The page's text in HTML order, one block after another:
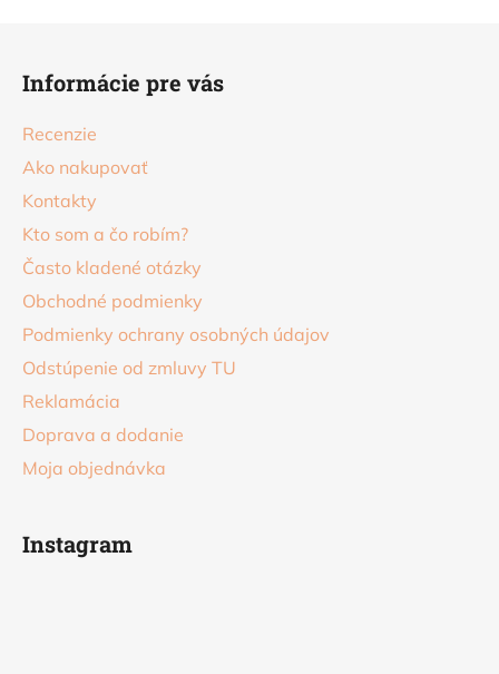
Informácie pre vás
Recenzie
Ako nakupovať
Kontakty
Kto som a čo robím?
Často kladené otázky
Obchodné podmienky
Podmienky ochrany osobných údajov
Odstúpenie od zmluvy TU
Reklamácia
Doprava a dodanie
Moja objednávka
Instagram